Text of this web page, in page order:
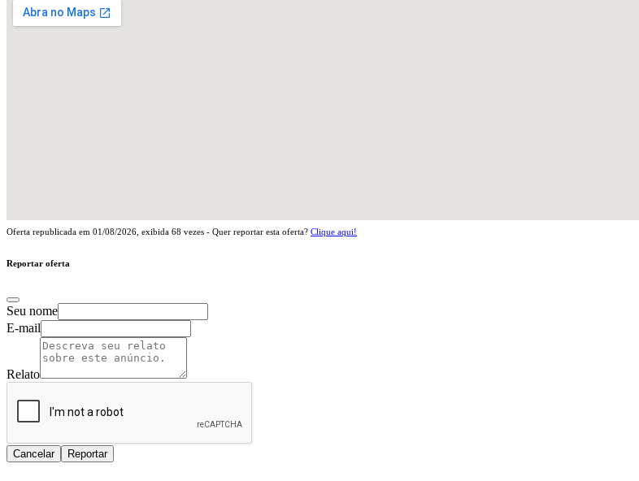
Oferta republicada em 01/08/2026 , exibida 68 vezes - Quer reportar esta oferta? Clique aqui!
Reportar oferta
Seu nome
E-mail
Relato
Cancelar Reportar